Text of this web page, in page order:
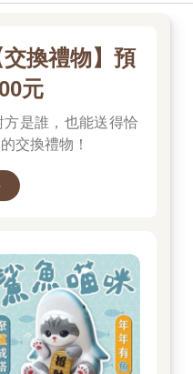
換禮物】預
元
是誰，也能送得恰
交換禮物！